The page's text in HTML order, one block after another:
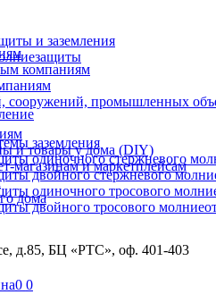
и заземления
компаниям
сооружений, промышленных
и товары у дома (DIY)
магазинам и маркетплейсам
дома
заземления
одиночного стержневого
двойного стержневого
одиночного тросового
двойного тросового
д.85, БЦ «РТС», оф. 401-403
0 0